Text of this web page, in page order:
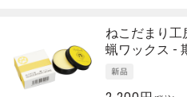
ねこだまり工
蝋ワックス -